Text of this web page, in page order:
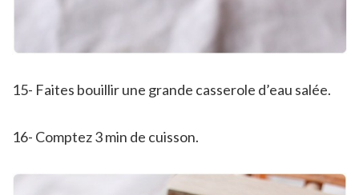
15- Faites bouillir une grande casserole d’eau salée.
16- Comptez 3 min de cuisson.